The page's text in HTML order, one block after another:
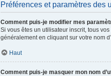
Préférences et paramètres des
Comment puis-je modifier mes
Si vous êtes un utilisateur inscrit, tous
généralement en cliquant sur votre nom
Haut
Comment puis-je masquer mon nom